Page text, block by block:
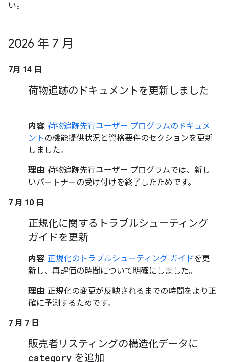
い。
2026 年 7 月
7月 14 日
荷物追跡のドキュメントを更新しました
内容: 荷物追跡先行ユーザー プログラムのドキュメ
ントの機能提供状況と資格要件のセクションを更新
しました。
理由: 荷物追跡先行ユーザー プログラムでは、新し
いパートナーの受け付けを終了したためです。
7 月 10 日
正規化に関するトラブルシューティング
ガイドを更新
内容: 正規化のトラブルシューティング ガイドを更
新し、再評価の時間について明確にしました。
理由: 正規化の変更が反映されるまでの時間をより正
確に予測するためです。
7 月 7 日
販売者リスティングの構造化データに
category を追加